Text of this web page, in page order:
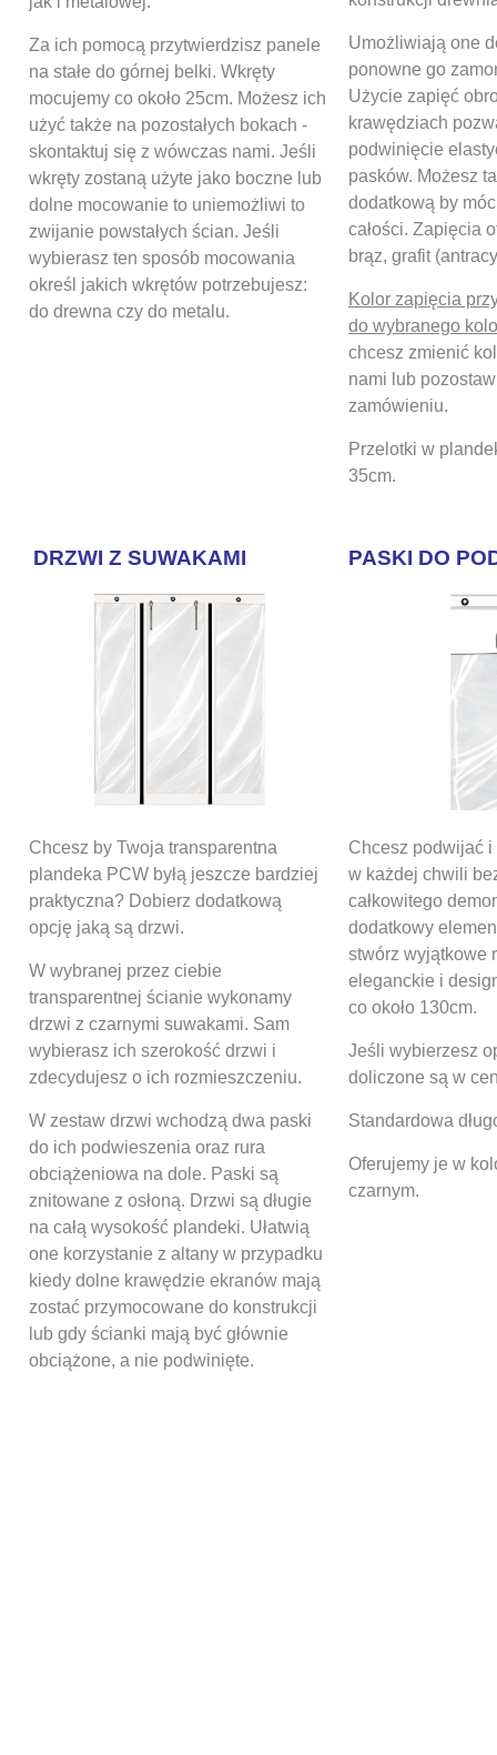
Za ich pomocą przytwierdzisz panele
na stałe do górnej belki. Wkręty
mocujemy co około 25cm. Możesz ich
użyć także na pozostałych bokach -
skontaktuj się z wówczas nami. Jeśli
wkręty zostaną użyte jako boczne lub
dolne mocowanie to uniemożliwi to
zwijanie powstałych ścian. Jeśli
wybierasz ten sposób mocowania
określ jakich wkrętów potrzebujesz:
do drewna czy do metalu.
Umożliwiają one
ponowne go
Użycie zapięć
krawędziach
podwinięcie
pasków. Możesz
dodatkową by
całości. Zapięcia
brąz, grafit
Kolor zapięcia
do wybranego
chcesz zmienić
nami lub
zamówieniu.
Przelotki w
35cm.
DRZWI Z SUWAKAMI
Chcesz by Twoja transparentna
plandeka PCW byłą jeszcze bardziej
praktyczna? Dobierz dodatkową
opcję jaką są drzwi.
W wybranej przez ciebie
transparentnej ścianie wykonamy
drzwi z czarnymi suwakami. Sam
wybierasz ich szerokość drzwi i
zdecydujesz o ich rozmieszczeniu.
W zestaw drzwi wchodzą dwa paski
do ich podwieszenia oraz rura
obciążeniowa na dole. Paski są
znitowane z osłoną. Drzwi są długie
na całą wysokość plandeki. Ułatwią
one korzystanie z altany w przypadku
kiedy dolne krawędzie ekranów mają
zostać przymocowane do konstrukcji
lub gdy ścianki mają być głównie
obciążone, a nie podwinięte.
PASKI DO
Chcesz podwijać
w każdej chwili
całkowitego
dodatkowy
stwórz wyjątkowe
eleganckie i
co około 130cm.
Jeśli wybierzesz
doliczone są w
Standardowa
Oferujemy je w
czarnym.